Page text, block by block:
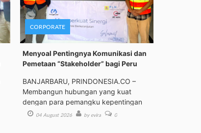
CORPORATE
Menyoal Pentingnya Komunikasi dan
Pemetaan “Stakeholder” bagi Peru
BANJARBARU, PRINDONESIA.CO –
Membangun hubungan yang kuat
dengan para pemangku kepentingan
(st
04 August 2026 by evira 0